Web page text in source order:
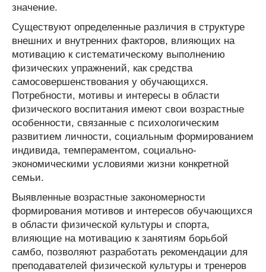
значение.
Существуют определенные различия в структуре
внешних и внутренних факторов, влияющих на
мотивацию к систематическому выполнению
физических упражнений, как средства
самосовершенствования у обучающихся.
Потребности, мотивы и интересы в области
физического воспитания имеют свои возрастные
особенности, связанные с психологическим
развитием личности, социальным формированием
индивида, темпераментом, социально-
экономическими условиями жизни конкретной
семьи.
Выявленные возрастные закономерности
формирования мотивов и интересов обучающихся
в области физической культуры и спорта,
влияющие на мотивацию к занятиям борьбой
самбо, позволяют разработать рекомендации для
преподавателей физической культуры и тренеров